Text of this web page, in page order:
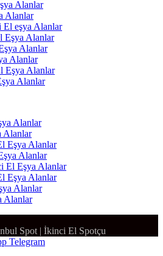
Alanlar
Eşya Alanlar
Alanlar
Alanlar
Alanlar
Alanlar
Eşya Alanlar
Alanlar
Spot İkinci El Spotçu
Telegram